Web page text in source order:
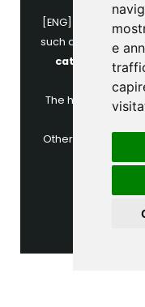
e
[ENG] Most of the
such as the one
catalyststuff
The html structure
Other images are